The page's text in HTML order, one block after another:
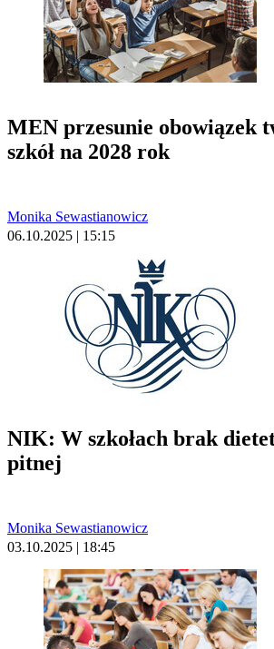
MEN przesunie obowiązek
szkół na 2028 rok
Monika Sewastianowicz
06.10.2025 | 15:15
NIK: W szkołach brak
pitnej
Monika Sewastianowicz
03.10.2025 | 18:45